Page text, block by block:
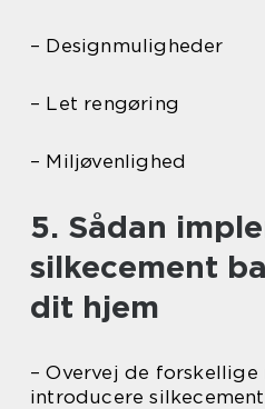
– Designmuligheder
– Let rengøring
– Miljøvenlighed
5. Sådan
silkecement
dit hjem
– Overvej de
introducere